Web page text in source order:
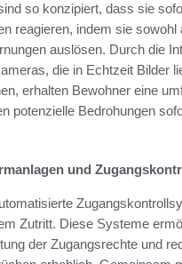
so konzipiert, dass sie
reagieren, indem sie sowohl
auslösen. Durch die
die in Echtzeit Bilder
erhalten Bewohner eine
potenzielle Bedrohungen
und
Zutritt. Diese Systeme
der Zugangsrechte und